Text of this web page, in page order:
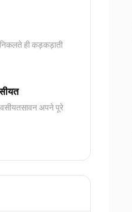
ही कड़कड़ाती
अपने पूरे